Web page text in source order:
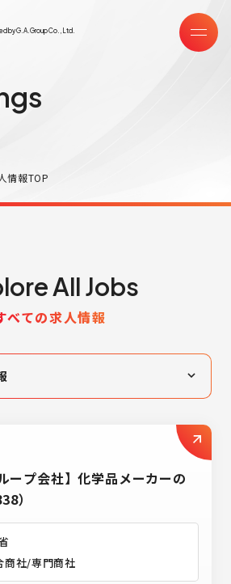
by G.A.Group Co.,Ltd.
情報TOP
All Jobs
べての求人情報
遇
ープ会社】化学品メーカーの
）
商社/専門商社